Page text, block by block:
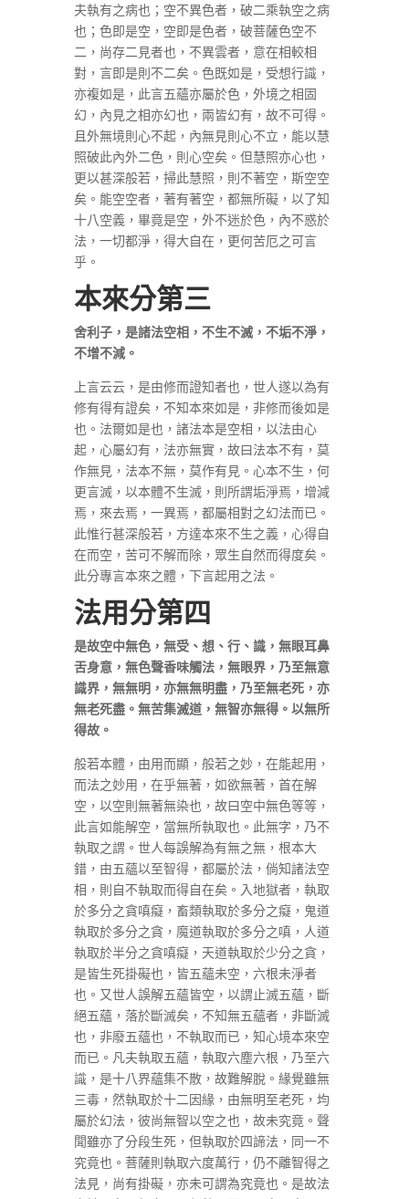
夫執有之病也；空不異色者，破二乘執空之病
也；色即是空，空即是色者，破菩薩色空不
二，尚存二見者也，不異雲者，意在相較相
對，言即是則不二矣。色既如是，受想行識，
亦複如是，此言五蘊亦屬於色，外境之相固
幻，內見之相亦幻也，兩皆幻有，故不可得。
且外無境則心不起，內無見則心不立，能以慧
照破此內外二色，則心空矣。但慧照亦心也，
更以甚深般若，掃此慧照，則不著空，斯空空
矣。能空空者，著有著空，都無所礙，以了知
十八空義，畢竟是空，外不迷於色，內不惑於
法，一切都淨，得大自在，更何苦厄之可言
乎。
本來分第三
舍利子，是諸法空相，不生不滅，不垢不淨，
不增不減。
上言云云，是由修而證知者也，世人遂以為有
修有得有證矣，不知本來如是，非修而後如是
也。法爾如是也，諸法本是空相，以法由心
起，心屬幻有，法亦無實，故曰法本不有，莫
作無見，法本不無，莫作有見。心本不生，何
更言滅，以本體不生滅，則所謂垢淨焉，增減
焉，來去焉，一異焉，都屬相對之幻法而已。
此惟行甚深般若，方達本來不生之義，心得自
在而空，苦可不解而除，眾生自然而得度矣。
此分專言本來之體，下言起用之法。
法用分第四
是故空中無色，無受、想、行、識，無眼耳鼻
舌身意，無色聲香味觸法，無眼界，乃至無意
識界，無無明，亦無無明盡，乃至無老死，亦
無老死盡。無苦集滅道，無智亦無得。以無所
得故。
般若本體，由用而顯，般若之妙，在能起用，
而法之妙用，在乎無著，如欲無著，首在解
空，以空則無著無染也，故曰空中無色等等，
此言如能解空，當無所執取也。此無字，乃不
執取之謂。世人每誤解為有無之無，根本大
錯，由五蘊以至智得，都屬於法，倘知諸法空
相，則自不執取而得自在矣。入地獄者，執取
於多分之貪嗔癡，畜類執取於多分之癡，鬼道
執取於多分之貪，魔道執取於多分之嗔，人道
執取於半分之貪嗔癡，天道執取於少分之貪，
是皆生死掛礙也，皆五蘊未空，六根未淨者
也。又世人誤解五蘊皆空，以謂止滅五蘊，斷
絕五蘊，落於斷滅矣，不知無五蘊者，非斷滅
也，非廢五蘊也，不執取而已，知心境本來空
而已。凡夫執取五蘊，執取六塵六根，乃至六
識，是十八界蘊集不散，故難解脫。緣覺雖無
三毒，然執取於十二因緣，由無明至老死，均
屬於幻法，彼尚無智以空之也，故未究竟。聲
聞雖亦了分段生死，但執取於四諦法，同一不
究竟也。菩薩則執取六度萬行，仍不離智得之
法見，尚有掛礙，亦未可謂為究竟也。是故法